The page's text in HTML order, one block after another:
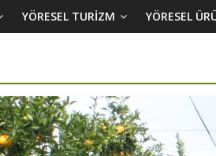
YÖRESEL TURIZM YÖRESEL